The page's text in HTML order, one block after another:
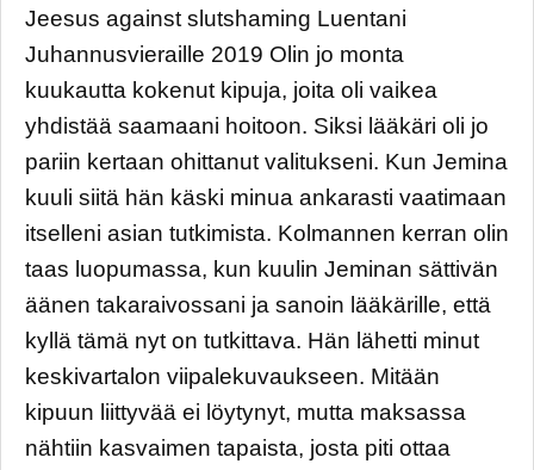
Jeesus against slutshaming Luentani
Juhannusvieraille 2019 Olin jo monta
kuukautta kokenut kipuja, joita oli vaikea
yhdistää saamaani hoitoon. Siksi lääkäri oli jo
pariin kertaan ohittanut valitukseni. Kun Jemina
kuuli siitä hän käski minua ankarasti vaatimaan
itselleni asian tutkimista. Kolmannen kerran olin
taas luopumassa, kun kuulin Jeminan sättivän
äänen takaraivossani ja sanoin lääkärille, että
kyllä tämä nyt on tutkittava. Hän lähetti minut
keskivartalon viipalekuvaukseen. Mitään
kipuun liittyvää ei löytynyt, mutta maksassa
nähtiin kasvaimen tapaista, josta piti ottaa